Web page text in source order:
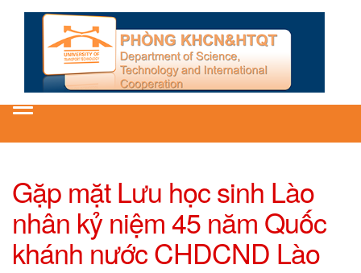
Toggle
Gặp mặt Lưu học sinh Lào
nhân kỷ niệm 45 năm Quốc
khánh nước CHDCND Lào